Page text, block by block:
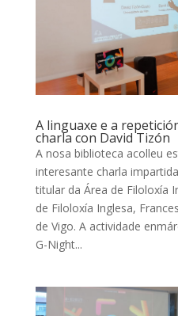
A linguaxe e a
charla con David Tizón
A nosa biblioteca acolleu
interesante charla
titular da Área de Filoloxía
de Filoloxía Inglesa,
de Vigo. A actividade
G-Night...